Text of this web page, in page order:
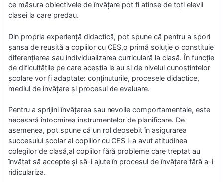
ce măsura obiectivele de învăţare pot fi atinse de toţi elevii
clasei la care predau.
Din propria experienţă didactică, pot spune că pentru a spori
şansa de reusită a copiilor cu CES,o primă soluţie o constituie
diferenţierea sau individualizarea curriculară la clasă. În funcţie
de dificultăţile pe care aceştia le au si de nivelul cunoştintelor
şcolare vor fi adaptate: conţinuturile, procesele didactice,
mediul de invăţare şi procesul de evaluare.
Pentru a sprijini învăţarea sau nevoile comportamentale, este
necesară întocmirea instrumentelor de planificare. De
asemenea, pot spune că un rol deosebit în asigurarea
succesului şcolar al copiilor cu CES l-a avut atitudinea
colegilor de clasă,al copiilor fără probleme care treptat au
învăţat să accepte şi să-i ajute în procesul de învăţare fără a-i
ridiculariza.